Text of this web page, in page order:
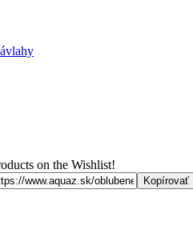
on the Wishlist!
Kopírovať